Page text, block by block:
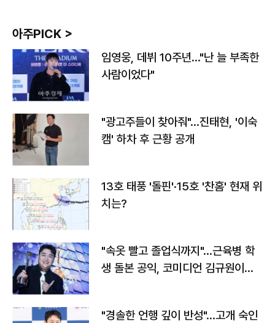
아주PICK >
임영웅, 데뷔 10주년…"난 늘 부족한
사람이었다"
"광고주들이 찾아줘"…진태현, '이숙
캠' 하차 후 근황 공개
13호 태풍 '돌핀'·15호 '찬홈' 현재 위
치는?
"속옷 빨고 졸업식까지"…근육병 학
생 돌본 공익, 코미디언 김규원이었
"경솔한 언행 깊이 반성"…고개 숙인